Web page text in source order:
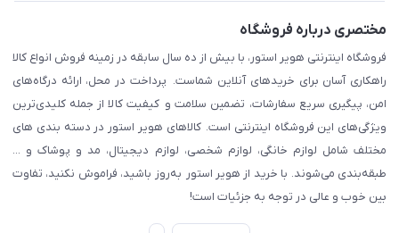
مختصری درباره فروشگاه
فروشگاه اینترنتی هویر استور، با بیش از ده سال سابقه در زمینه فروش انواع کالا
راهکاری آسان برای خریدهای آنلاین شماست. پرداخت در محل، ارائه درگاه‌های
امن، پیگیری سریع سفارشات، تضمین سلامت و کیفیت کالا از جمله کلیدی‌ترین
ویژگی‌های این فروشگاه اینترنتی است. کالاهای هویر استور در دسته بندی های
مختلف شامل لوازم خانگی، لوازم شخصی، لوازم دیجیتال، مد و پوشاک و ...
طبقه‌بندی می‌شوند. با خرید از هویر استور به‌روز باشید، فراموش نکنید، تفاوت
بین خوب و عالی در توجه به جزئیات است!